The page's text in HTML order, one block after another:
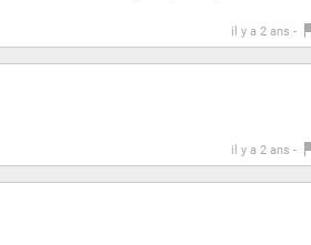
il y a 2 ans -
il y a 2 ans -